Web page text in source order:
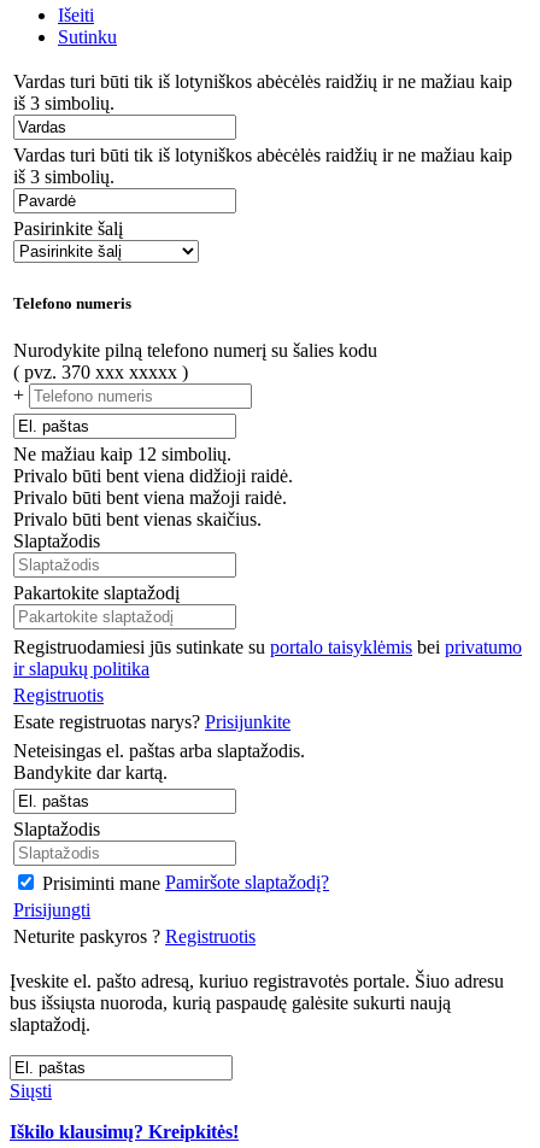
Išeiti
Sutinku
Vardas turi būti tik iš lotyniškos abėcėlės raidžių ir ne mažiau kaip
iš 3 simbolių.
Vardas turi būti tik iš lotyniškos abėcėlės raidžių ir ne mažiau kaip
iš 3 simbolių.
Pasirinkite šalį
Telefono numeris
Nurodykite pilną telefono numerį su šalies kodu
( pvz. 370 xxx xxxxx )
+
Ne mažiau kaip 12 simbolių.
Privalo būti bent viena didžioji raidė.
Privalo būti bent viena mažoji raidė.
Privalo būti bent vienas skaičius.
Slaptažodis
Pakartokite slaptažodį
Registruodamiesi jūs sutinkate su portalo taisyklėmis bei privatumo
ir slapukų politika
Registruotis
Esate registruotas narys? Prisijunkite
Neteisingas el. paštas arba slaptažodis.
Bandykite dar kartą.
Slaptažodis
Prisiminti mane Pamiršote slaptažodį?
Prisijungti
Neturite paskyros ? Registruotis
Įveskite el. pašto adresą, kuriuo registravotės portale. Šiuo adresu
bus išsiųsta nuoroda, kurią paspaudę galėsite sukurti naują
slaptažodį.
Siųsti
Iškilo klausimų? Kreipkitės!